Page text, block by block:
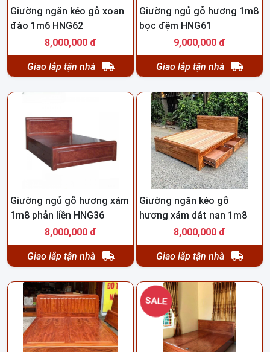
Giường ngăn kéo gỗ xoan
đào 1m6 HNG62
8,000,000 đ
Giao lắp tận nhà
Giường ngủ gỗ hương 1m8
bọc đệm HNG61
9,000,000 đ
Giao lắp tận nhà
Giường ngủ gỗ hương xám
1m8 phản liền HNG36
8,000,000 đ
Giao lắp tận nhà
Giường ngăn kéo gỗ
hương xám dát nan 1m8
8,000,000 đ
Giao lắp tận nhà
SALE